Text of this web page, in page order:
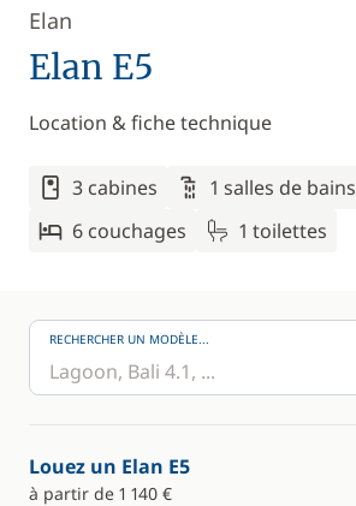
Elan
Elan E5
Location & fiche technique
3 cabines
1 salles de bains
6 couchages
1 toilettes
RECHERCHER UN MODÈLE...
Louez un Elan E5
à partir de 1 140 €